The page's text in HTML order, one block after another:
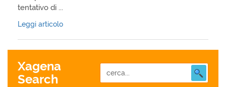
tentativo di ...
Leggi articolo
Xagena
Search